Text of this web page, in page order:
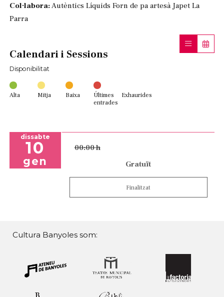
Col·labora:Autèntics Líquids Forn de pa artesà Japet La
Parra
Calendari i Sessions
Disponibilitat
Alta Mitja Baixa
Últimes
entrades
Exhaurides
dissabte
10
gen
00:00 h
Gratuït
Finalitzat
Cultura Banyoles som: